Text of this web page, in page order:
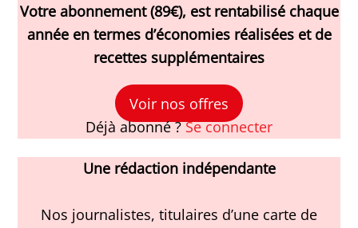
Votre abonnement (89€), est rentabilisé chaque
année en termes d’économies réalisées et de
recettes supplémentaires
Voir nos offres
Déjà abonné ?Se connecter
Une rédaction indépendante
Nos journalistes, titulaires d’une carte de